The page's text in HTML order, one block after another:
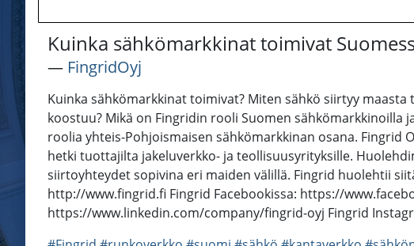
Kuinka sähkömarkkinat toimivat
― FingridOyj
Kuinka sähkömarkkinat toimivat? Miten sähkö siirtyy
koostuu? Mikä on Fingridin rooli Suomen sähkömarkkinoilla
roolia yhteis-Pohjoismaisen sähkömarkkinan osana. Fingrid
hetki tuottajilta jakeluverkko- ja teollisuusyrityksille.
siirtoyhteydet sopivina eri maiden välillä. Fingrid huolehtii
http://www.fingrid.fi Fingrid Facebookissa: https://
https://www.linkedin.com/company/fingrid-oyj Fingrid